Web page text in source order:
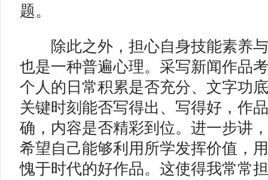
题。
除此之外，担心自身技能素养与
也是一种普遍心理。采写新闻作品
个人的日常积累是否充分、文字功
关键时刻能否写得出、写得好，作
确，内容是否精彩到位。进一步讲
希望自己能够利用所学发挥价值，
愧于时代的好作品。这使得我常常